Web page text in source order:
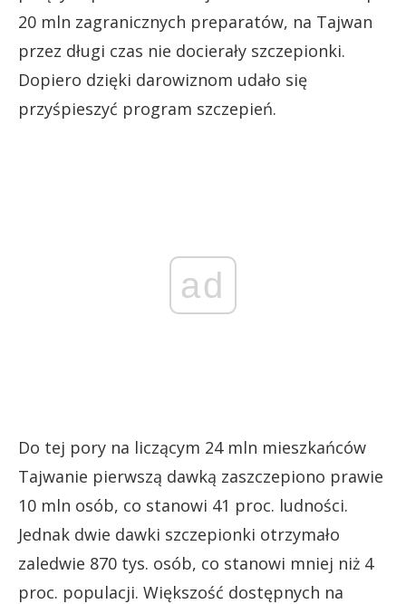
20 mln zagranicznych preparatów, na Tajwan
przez długi czas nie docierały szczepionki.
Dopiero dzięki darowiznom udało się
przyśpieszyć program szczepień.
ad
Do tej pory na liczącym 24 mln mieszkańców
Tajwanie pierwszą dawką zaszczepiono prawie
10 mln osób, co stanowi 41 proc. ludności.
Jednak dwie dawki szczepionki otrzymało
zaledwie 870 tys. osób, co stanowi mniej niż 4
proc. populacji. Większość dostępnych na